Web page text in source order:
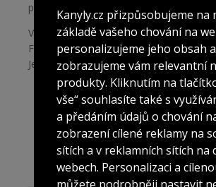
pro lékařské užití.
Výrobce: FEEL TECH CO.,Ltd., 3,4
Factory 2-dong, 15,Jayumuyeok2-
Jeollabuk-do, Korea
Kanyly.cz přizpůsobujeme na
základě vašeho chování na
personalizujeme jeho obsah a
zobrazujeme vám relevantní
produkty. Kliknutím na
vše“ souhlasíte také s
a předáním údajů o chování
zobrazení cílené reklamy na
sítích a v reklamních sítích na
webech. Personalizaci a